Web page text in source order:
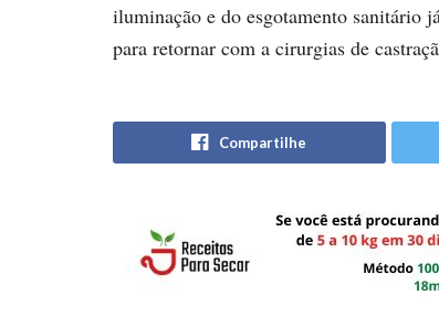
iluminação e do esgotamento sanitário
para retornar com a cirurgias de
Compartilhe